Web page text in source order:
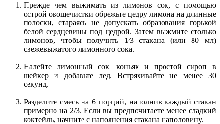
Прежде чем выжимать из лимонов сок, с помощью
острой овощечистки обрежьте цедру лимона на длинные
полоски, стараясь не допускать образования горькой
белой сердцевины под цедрой. Затем выжмите столько
лимонов, чтобы получить 1⁄3 стакана (или 80 мл)
свежевыжатого лимонного сока.
Налейте лимонный сок, коньяк и простой сироп в
шейкер и добавьте лед. Встряхивайте не менее 30
секунд.
Разделите смесь на 6 порций, наполнив каждый стакан
примерно на 2/3. Если вы предпочитаете менее сладкий
коктейль, начните с наполнения стакана наполовину.